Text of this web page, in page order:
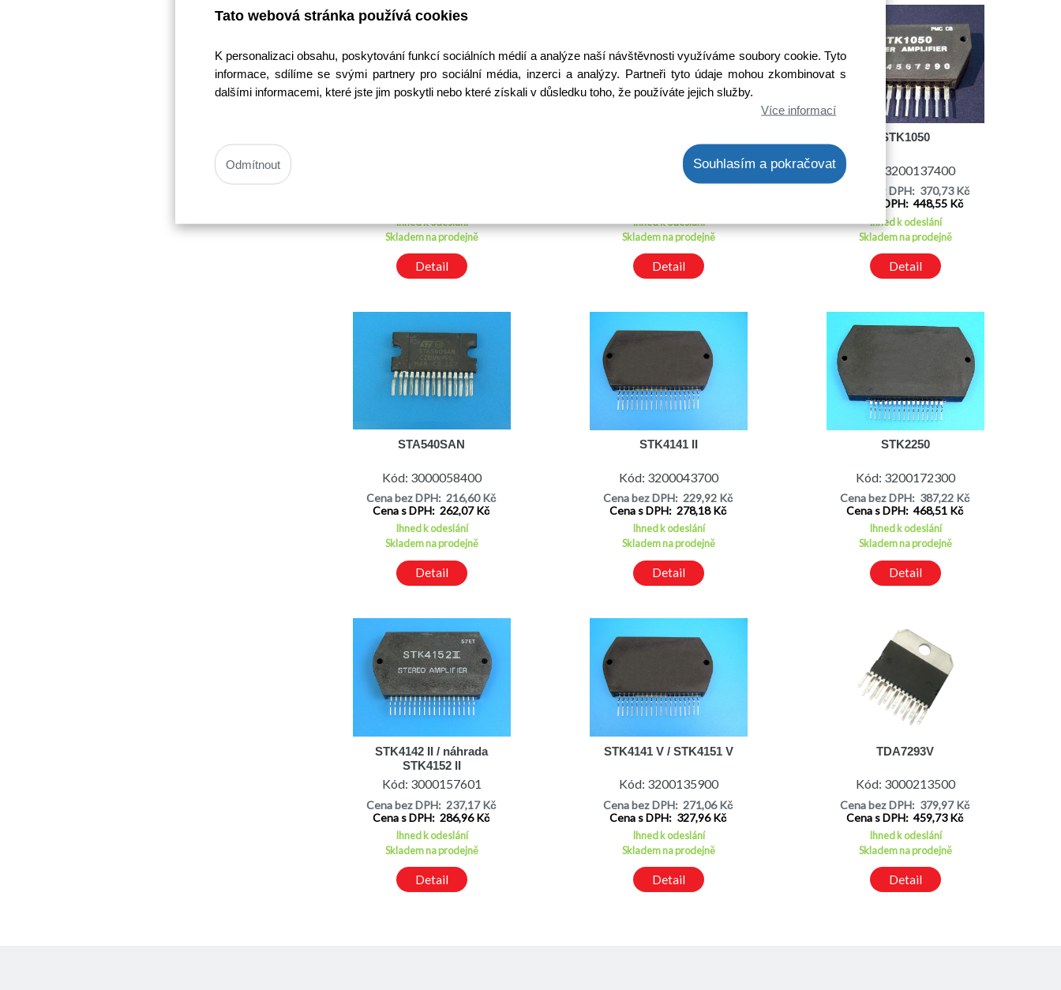
Tato webová stránka používá cookies
K personalizaci obsahu, poskytování funkcí sociálních médií a analýze naší návštěvnosti využíváme soubory cookie. Tyto
informace, sdílíme se svými partnery pro sociální média, inzerci a analýzy. Partneři tyto údaje mohou zkombinovat s
dalšími informacemi, které jste jim poskytli nebo které získali v důsledku toho, že používáte jejich služby.
Více informací
Souhlasím a pokračovat
Odmítnout
Ihned k odeslání
Skladem na prodejně
Detail
Kód: 3000322500
Ihned k odeslání
Skladem na prodejně
Detail
STK1050
Kód: 3200137400
Cena bez DPH: 370,73 Kč
Cena s DPH: 448,55 Kč
Ihned k odeslání
Skladem na prodejně
Detail
STA540SAN
Kód: 3000058400
Cena bez DPH: 216,60 Kč
Cena s DPH: 262,07 Kč
Ihned k odeslání
Skladem na prodejně
Detail
STK4141 II
Kód: 3200043700
Cena bez DPH: 229,92 Kč
Cena s DPH: 278,18 Kč
Ihned k odeslání
Skladem na prodejně
Detail
STK2250
Kód: 3200172300
Cena bez DPH: 387,22 Kč
Cena s DPH: 468,51 Kč
Ihned k odeslání
Skladem na prodejně
Detail
STK4142 II / náhrada
STK4152 II
Kód: 3000157601
Cena bez DPH: 237,17 Kč
Cena s DPH: 286,96 Kč
Ihned k odeslání
Skladem na prodejně
Detail
STK4141 V / STK4151 V
Kód: 3200135900
Cena bez DPH: 271,06 Kč
Cena s DPH: 327,96 Kč
Ihned k odeslání
Skladem na prodejně
Detail
TDA7293V
Kód: 3000213500
Cena bez DPH: 379,97 Kč
Cena s DPH: 459,73 Kč
Ihned k odeslání
Skladem na prodejně
Detail